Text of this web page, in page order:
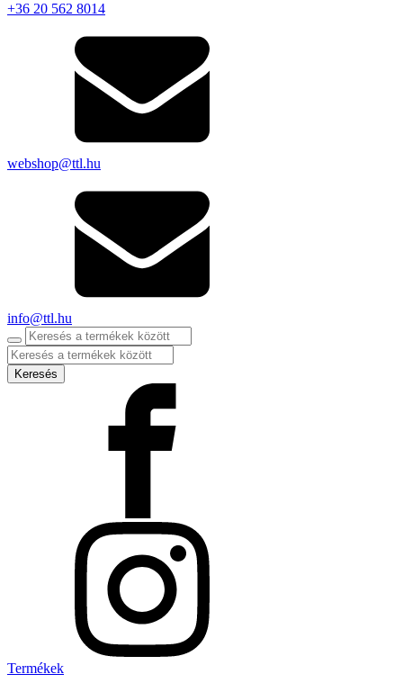
+36 20 562 8014
webshop@ttl.hu
info@ttl.hu
Products
search
Keresés
Termékek